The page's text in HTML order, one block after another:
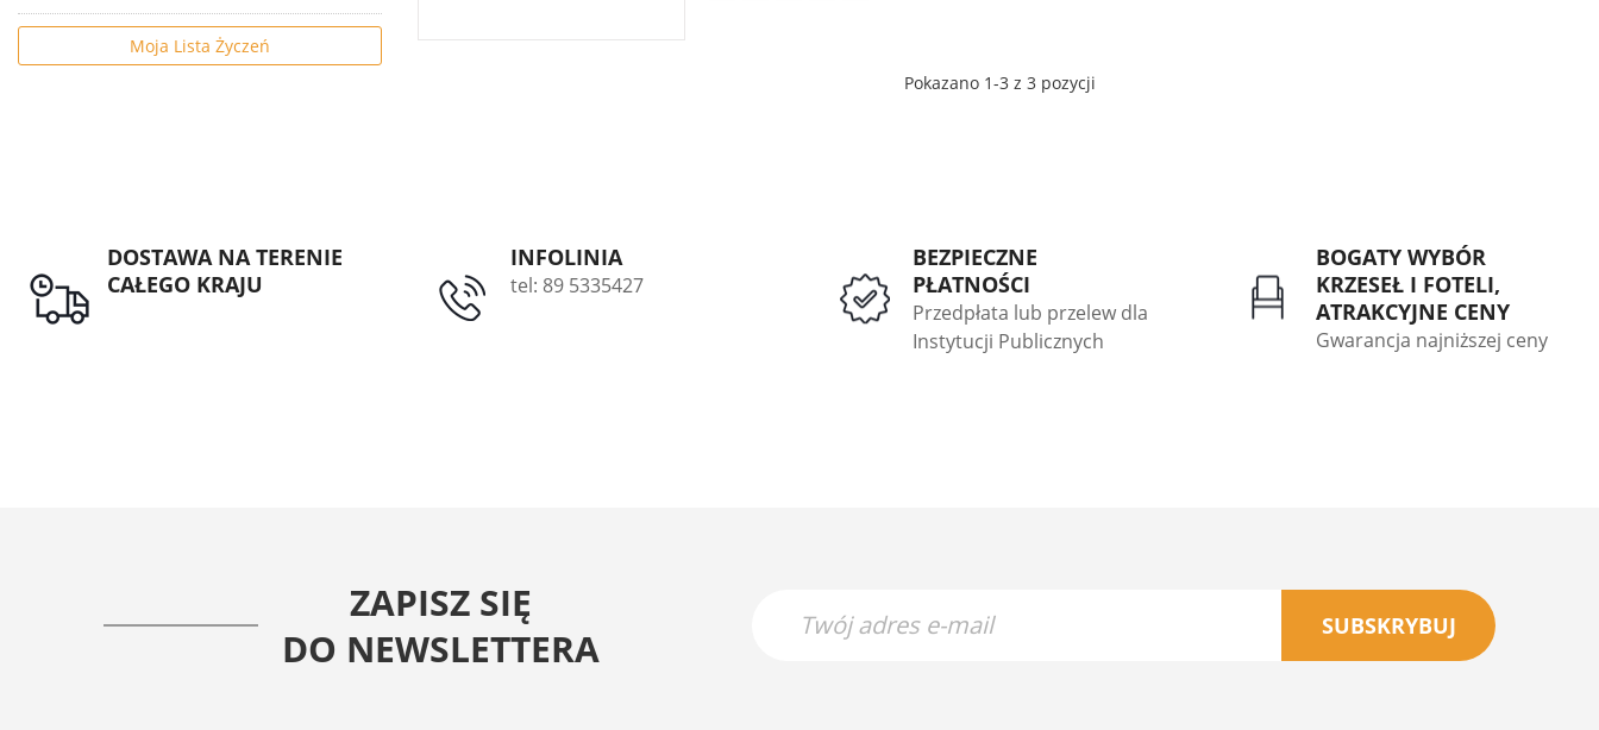
Pokazano 1-3 z 3 pozycji
Moja Lista Życzeń
DOSTAWA NA TERENIE
CAŁEGO KRAJU
INFOLINIA
tel: 89 5335427
BEZPIECZNE
PŁATNOŚCI
Przedpłata lub przelew dla
Instytucji Publicznych
BOGATY WYBÓR
KRZESEŁ I FOTELI,
ATRAKCYJNE CENY
Gwarancja najniższej ceny
ZAPISZ SIĘ
DO NEWSLETTERA
SUBSKRYBUJ